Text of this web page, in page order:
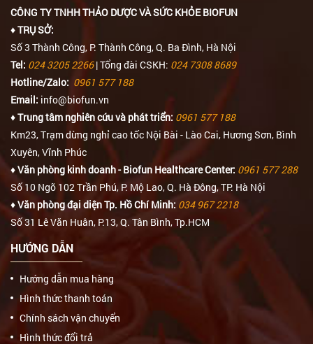
CÔNG TY TNHH THẢO DƯỢC VÀ SỨC KHỎE BIOFUN
♦ TRỤ SỞ:
Số 3 Thành Công, P. Thành Công, Q. Ba Đình, Hà Nội
Tel: 024 3205 2266| Tổng đài CSKH: 024 7308 8689
Hotline/Zalo: 0961 577 188
Email: info@biofun.vn
♦ Trung tâm nghiên cứu và phát triển: 0961 577 188
Km23, Trạm dừng nghỉ cao tốc Nội Bài - Lào Cai, Hương Sơn, Bình
Xuyên, Vĩnh Phúc
♦ Văn phòng kinh doanh - Biofun Healthcare Center: 0961 577 288
Số 10 Ngõ 102 Trần Phú, P. Mộ Lao, Q. Hà Đông, TP. Hà Nội
♦ Văn phòng đại diện Tp. Hồ Chí Minh: 034 967 2218
Số 31 Lê Văn Huân, P.13, Q. Tân Bình, Tp.HCM
HƯỚNG DẪN
Hướng dẫn mua hàng
Hình thức thanh toán
Chính sách vận chuyển
Hình thức đổi trả